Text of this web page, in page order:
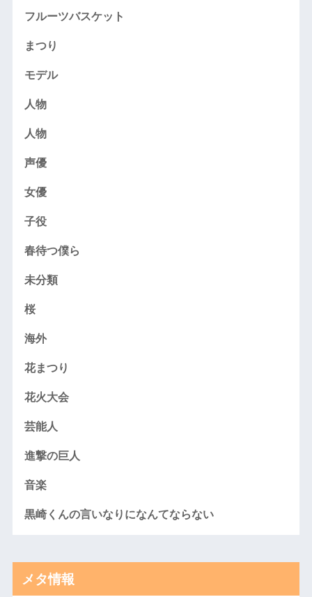
フルーツバスケット
まつり
モデル
人物
人物
声優
女優
子役
春待つ僕ら
未分類
桜
海外
花まつり
花火大会
芸能人
進撃の巨人
音楽
黒崎くんの言いなりになんてならない
メタ情報